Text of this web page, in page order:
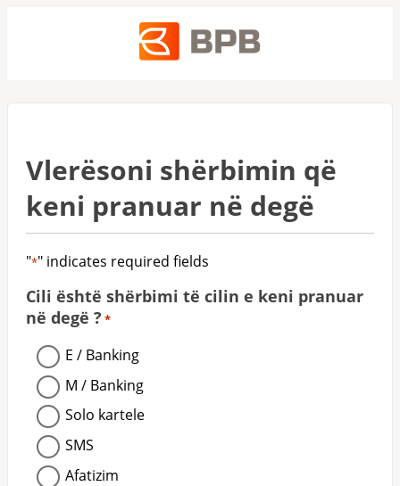
Vlerësoni shërbimin që
keni pranuar në degë
"*" indicates required fields
Cili është shërbimi të cilin e keni pranuar
në degë ? *
E / Banking
M / Banking
Solo kartele
SMS
Afatizim